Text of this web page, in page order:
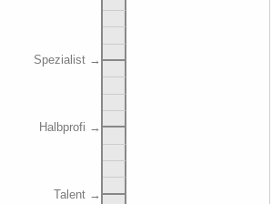
Spezialist →
Halbprofi →
Talent →